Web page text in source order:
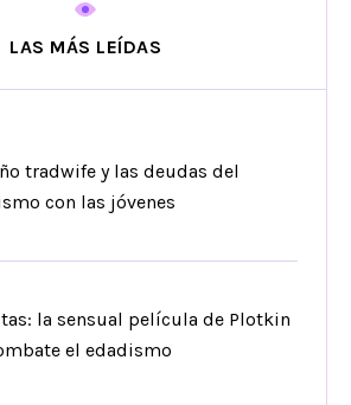
LAS MÁS LEÍDAS
tradwife y las deudas del
con las jóvenes
la sensual película de Plotkin
el edadismo